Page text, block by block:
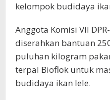
kelompok budidaya
Anggota Komisi VII
diserahkan bantuan
puluhan kilogram
terpal Bioflok untuk
budidaya ikan lele.